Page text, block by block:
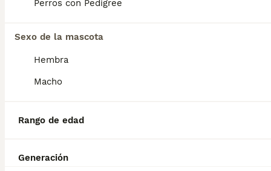
Perros con Pedigree
Sexo de la mascota
Hembra
Macho
Rango de edad
Generación
¿Cómo es el carácter del
dogo alemán?
alemán que un gran danés?
¿Es agresivo el gran danés?